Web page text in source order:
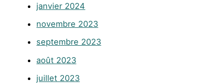
janvier 2024
novembre 2023
septembre 2023
août 2023
juillet 2023